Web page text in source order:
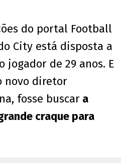
do portal Football
City está disposta a
jogador de 29 anos. E
novo diretor
fosse buscar a
craque para